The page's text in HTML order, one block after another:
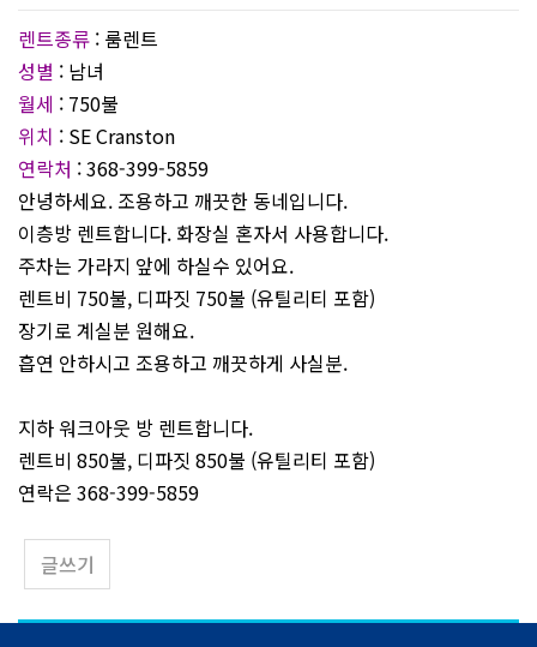
렌트종류 : 룸렌트
성별 : 남녀
월세 : 750불
위치 : SE Cranston
연락처 : 368-399-5859
안녕하세요. 조용하고 깨끗한 동네입니다.
이층방 렌트합니다. 화장실 혼자서 사용합니다.
주차는 가라지 앞에 하실수 있어요.
렌트비 750불, 디파짓 750불 (유틸리티 포함)
장기로 계실분 원해요.
흡연 안하시고 조용하고 깨끗하게 사실분.
지하 워크아웃 방 렌트합니다.
렌트비 850불, 디파짓 850불 (유틸리티 포함)
연락은 368-399-5859
글쓰기